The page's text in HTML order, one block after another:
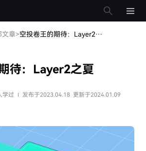
文章> 空投卷王的期待：Layer2之夏
待：Layer2之夏
学过 发布于2023.04.18 更新于2024.01.09